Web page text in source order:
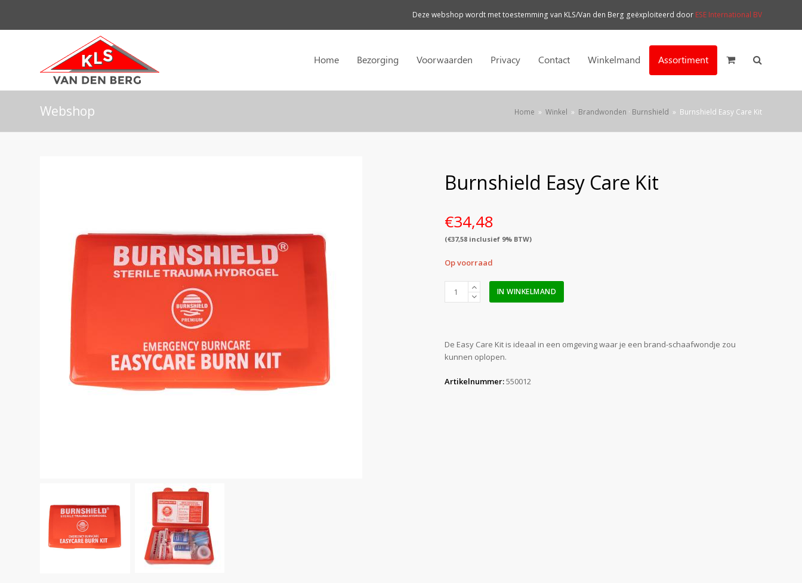
Deze webshop wordt met toestemming van KLS/Van den Berg geëxploiteerd door ESE International BV
Home Bezorging Voorwaarden Privacy Contact Winkelmand Assortiment
Webshop Home » Winkel » Brandwonden · Burnshield » Burnshield Easy Care Kit
Burnshield Easy Care Kit
€34,48
(€37,58inclusief 9% BTW)
Op voorraad
Burnshield
IN WINKELMAND
De Easy Care Kit is ideaal in een omgeving waar je een brand-schaafwondje zou
kunnen oplopen.
Artikelnummer:550012